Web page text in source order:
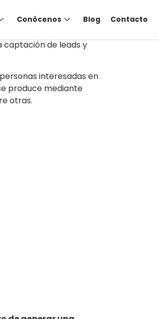
Conócenos Blog Contacto
captación de leads y
interesadas en
produce mediante
otras.